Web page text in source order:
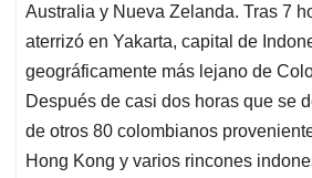
Australia y Nueva Zelanda. Tras 7
aterrizó en Yakarta, capital de
geográficamente más lejano de
Después de casi dos horas que se
de otros 80 colombianos
Hong Kong y varios rincones